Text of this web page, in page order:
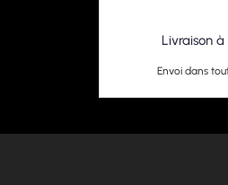
Livraison
Envoi dans